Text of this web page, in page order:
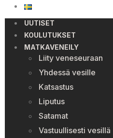
UUTISET
KOULUTUKSET
MATKAVENEILY
Liity veneseuraan
Yhdessä vesille
Katsastus
Liputus
Satamat
Vastuullisesti vesillä